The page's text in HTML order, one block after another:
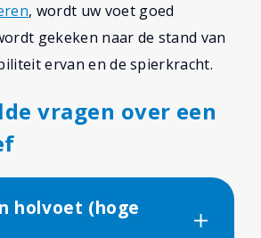
, wordt uw voet goed
gekeken naar de stand van
ervan en de spierkracht.
vragen over een
holvoet (hoge